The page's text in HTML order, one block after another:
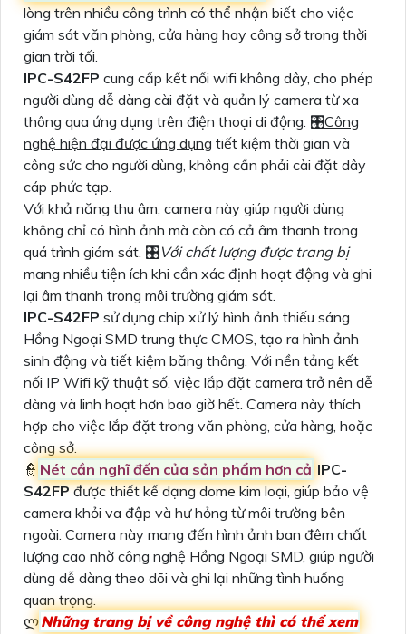
lòng trên nhiều công trình có thể nhận biết cho việc
giám sát văn phòng, cửa hàng hay công sở trong thời
gian trời tối.
IPC-S42FP cung cấp kết nối wifi không dây, cho phép
người dùng dễ dàng cài đặt và quản lý camera từ xa
thông qua ứng dụng trên điện thoại di động. 🎛Công
nghệ hiện đại được ứng dụng tiết kiệm thời gian và
công sức cho người dùng, không cần phải cài đặt dây
cáp phức tạp.
Với khả năng thu âm, camera này giúp người dùng
không chỉ có hình ảnh mà còn có cả âm thanh trong
quá trình giám sát. 🎛Với chất lượng được trang bị
mang nhiều tiện ích khi cần xác định hoạt động và ghi
lại âm thanh trong môi trường giám sát.
IPC-S42FP sử dụng chip xử lý hình ảnh thiếu sáng
Hồng Ngoại SMD trung thực CMOS, tạo ra hình ảnh
sinh động và tiết kiệm băng thông. Với nền tảng kết
nối IP Wifi kỹ thuật số, việc lắp đặt camera trở nên dễ
dàng và linh hoạt hơn bao giờ hết. Camera này thích
hợp cho việc lắp đặt trong văn phòng, cửa hàng, hoặc
công sở.
👮 Nét cần nghĩ đến của sản phẩm hơn cả IPC-
S42FPđược thiết kế dạng dome kim loại, giúp bảo vệ
camera khỏi va đập và hư hỏng từ môi trường bên
ngoài. Camera này mang đến hình ảnh ban đêm chất
lượng cao nhờ công nghệ Hồng Ngoại SMD, giúp người
dùng dễ dàng theo dõi và ghi lại những tình huống
quan trọng.
ლNhững trang bị về công nghệ thì có thể xem